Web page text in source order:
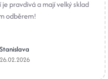
je pravdivá a mají velký sklad
odběrem!
Stanislava
26.02.2026